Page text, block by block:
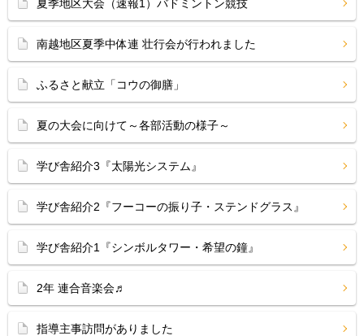
夏季地区大会（速報1）バドミントン競技
南越地区夏季中体連 壮行会が行われました
ふるさと献立「コウの御膳」
夏の大会に向けて～各部活動の様子～
学び舎紹介3『太陽光システム』
学び舎紹介2『フーコーの振り子・ステンドグラス』
学び舎紹介1『シンボルタワー・希望の鐘』
2年 連合音楽会♬
指導主事訪問がありました